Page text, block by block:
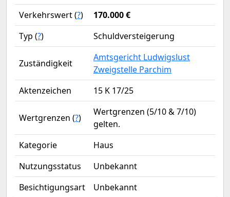
Verkehrswert (?)
170.000 €
Typ (?) Schuldversteigerung
Zuständigkeit
Amtsgericht Ludwigslust
Zweigstelle Parchim
Aktenzeichen
15 K 17/25
Wertgrenzen (?)
Wertgrenzen (5/10 & 7/10)
gelten.
Kategorie
Haus
Nutzungsstatus
Unbekannt
Besichtigungsart
Unbekannt